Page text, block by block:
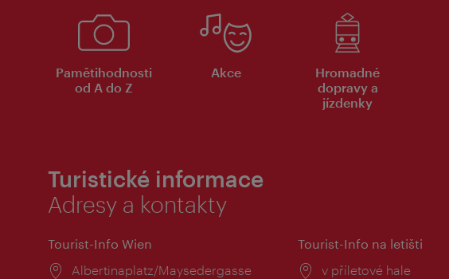
Pamětihodnosti
od A do Z
Akce
Hromadné
dopravy a
jízdenky
Turistické informace
Adresy a kontakty
Tourist-Info Wien
Místo:
Albertinaplatz/Maysedergasse
Tourist-Info na letišti
Místo:
v příletové hale